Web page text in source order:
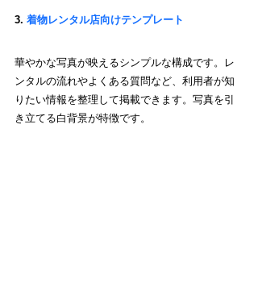
3. 着物レンタル店向けテンプレート
華やかな写真が映えるシンプルな構成です。レ
ンタルの流れやよくある質問など、利用者が知
りたい情報を整理して掲載できます。写真を引
き立てる白背景が特徴です。